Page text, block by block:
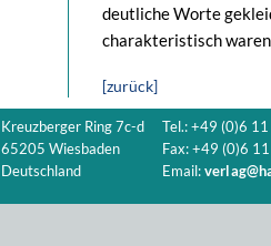
deutliche Worte
charakteristisch
[zurück]
Kreuzberger Ring 7c-d
65205 Wiesbaden
Deutschland
Tel.: +49 (0)6
Fax: +49 (0)6
Email: